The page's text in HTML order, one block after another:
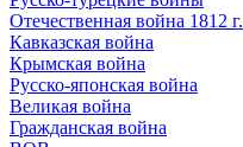
Отечественная война 1812 г.
Кавказская война
Крымская война
Русско-японская война
Великая война
Гражданская война